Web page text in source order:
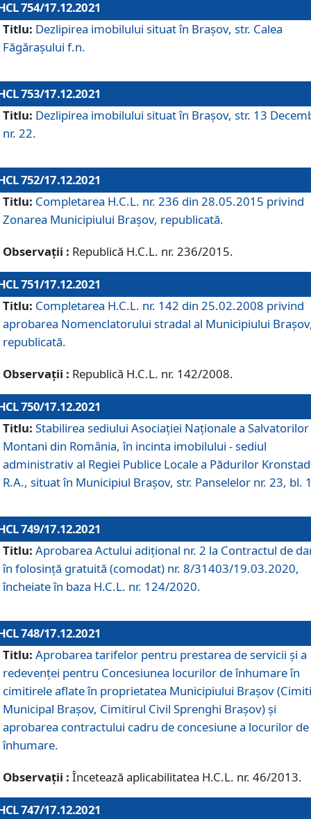
754/17.12.2021
Titlu: Dezlipirea imobilului situat în Brașov, str. Calea
Făgărașului f.n.
753/17.12.2021
Titlu: Dezlipirea imobilului situat în Brașov, str. 13
nr. 22.
752/17.12.2021
Titlu: Completarea H.C.L. nr. 236 din 28.05.2015 privind
Zonarea Municipiului Braşov, republicată.
Observații : Republică H.C.L. nr. 236/2015.
751/17.12.2021
Titlu: Completarea H.C.L. nr. 142 din 25.02.2008 privind
aprobarea Nomenclatorului stradal al Municipiului
republicată.
Observații : Republică H.C.L. nr. 142/2008.
750/17.12.2021
Titlu: Stabilirea sediului Asociației Naționale a Salvatorilor
Montani din România, în incinta imobilului - sediul
administrativ al Regiei Publice Locale a Pădurilor
R.A., situat în Municipiul Braşov, str. Panselelor nr. 23, bl.
749/17.12.2021
Titlu: Aprobarea Actului adițional nr. 2 la Contractul de
în folosință gratuită (comodat) nr. 8/31403/19.03.2020,
încheiate în baza H.C.L. nr. 124/2020.
748/17.12.2021
Titlu: Aprobarea tarifelor pentru prestarea de servicii şi a
redevenţei pentru Concesiunea locurilor de înhumare în
cimitirele aflate în proprietatea Municipiului Braşov
Municipal Braşov, Cimitirul Civil Sprenghi Braşov) şi
aprobarea contractului cadru de concesiune a locurilor de
înhumare.
Observații : Încetează aplicabilitatea H.C.L. nr. 46/2013.
747/17.12.2021